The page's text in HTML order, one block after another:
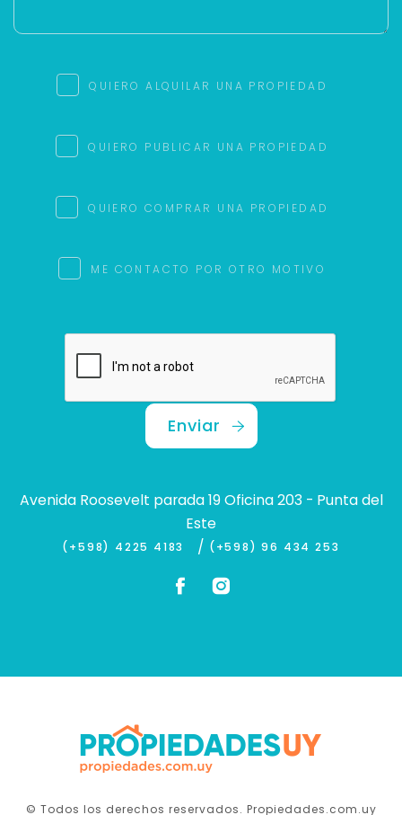
QUIERO ALQUILAR UNA PROPIEDAD
QUIERO PUBLICAR UNA PROPIEDAD
QUIERO COMPRAR UNA PROPIEDAD
ME CONTACTO POR OTRO MOTIVO
Enviar
Avenida Roosevelt parada 19 Oficina 203 - Punta del
Este
(+598) 4225 4183 / (+598) 96 434 253
© Todos los derechos reservados. Propiedades.com.uy